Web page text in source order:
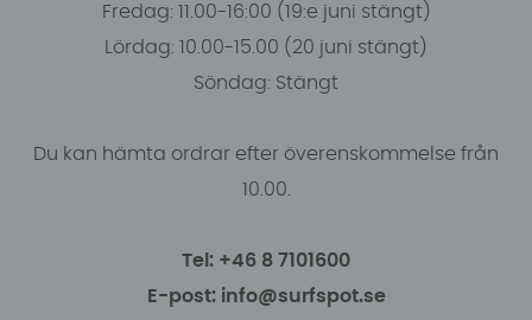
Fredag: 11.00-16:00 (19:e juni stängt)
Lördag: 10.00-15.00 (20 juni stängt)
Söndag: Stängt
Du kan hämta ordrar efter överenskommelse från
10.00.
Tel: +46 8 7101600
E-post: info@surfspot.se